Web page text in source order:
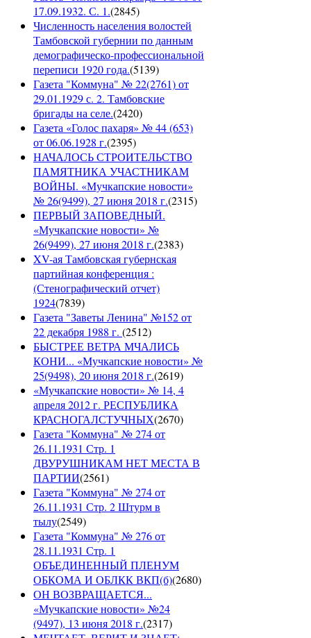
17.09.1932. С. 1.(2845)
Численность населения волостей
Тамбовской губернии по данным
демографическо-профессиональной
переписи 1920 года.(5139)
Газета "Коммуна" № 22(2761) от
29.01.1929 с. 2. Тамбовские
бригады на селе.(2420)
Газета «Голос пахаря» № 44 (653)
от 06.06.1928 г.(2395)
НАЧАЛОСЬ СТРОИТЕЛЬСТВО
ПАМЯТНИКА УЧАСТНИКАМ
ВОЙНЫ. «Мучкапские новости»
№ 26(9499), 27 июня 2018 г.(2315)
ПЕРВЫЙ ЗАПОВЕДНЫЙ.
«Мучкапские новости» №
26(9499), 27 июня 2018 г.(2383)
XV-ая Тамбовская губернская
партийная конференция :
(Стенографический отчет)
1924(7839)
Газета "Заветы Ленина" №152 от
22 декабря 1988 г. (2512)
БЫСТРЕЕ ВЕТРА МЧАЛИСЬ
КОНИ... «Мучкапские новости» №
25(9498), 20 июня 2018 г.(2619)
«Мучкапские новости» № 14, 4
апреля 2012 г. РЕСПУБЛИКА
КРАСНОГАЛСТУЧНЫХ(2670)
Газета "Коммуна" № 274 от
26.11.1931 Стр. 1
ДВУРУШНИКАМ НЕТ МЕСТА В
ПАРТИИ(2561)
Газета "Коммуна" № 274 от
26.11.1931 Стр. 2 Штурм в
тылу(2549)
Газета "Коммуна" № 276 от
28.11.1931 Стр. 1
ОБЪЕДИНЕННЫЙ ПЛЕНУМ
ОБКОМА И ОБЛКК ВКП(б)(2680)
ОН ВОЗВРАЩАЕТСЯ...
«Мучкапские новости» №24
(9497), 13 июня 2018 г.(2317)